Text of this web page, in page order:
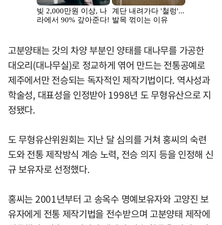
고분양태는 갓의 차양 부분인 양태를 대나무를 가공한
대오리(대나무실)로 정교하게 엮어 만드는 전통공예로
제주에서만 전승되는 독자적인 제작기법이다. 역사성과
학술성, 대표성을 인정받아 1998년 도 무형유산으로 지
정됐다.
도 무형유산위원회는 지난 달 심의를 거쳐 홍씨의 숙련
도와 전통 제작방식 계승 노력, 전승 의지 등을 인정해 신
규 보유자로 선정했다.
홍씨는 2001년부터 고 송옥수 명예보유자와 고양진 보
유자에게 전통 제작기법을 전수받으며 고분양태 제작에